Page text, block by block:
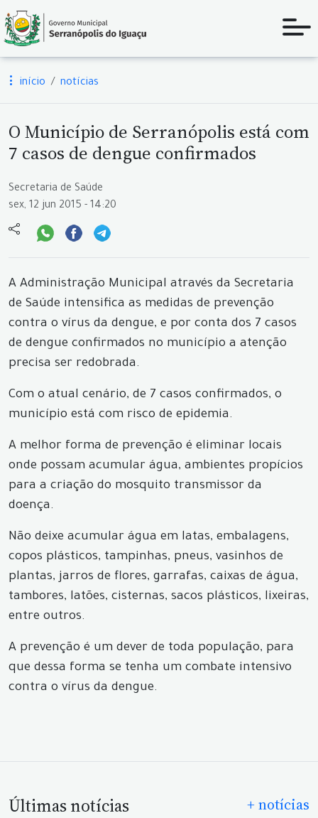
início notícias
O Município de Serranópolis está com
7 casos de dengue confirmados
Secretaria de Saúde
sex, 12 jun 2015 - 14:20
A Administração Municipal através da Secretaria
de Saúde intensifica as medidas de prevenção
contra o vírus da dengue, e por conta dos 7 casos
de dengue confirmados no município a atenção
precisa ser redobrada.
Com o atual cenário, de 7 casos confirmados, o
município está com risco de epidemia.
A melhor forma de prevenção é eliminar locais
onde possam acumular água, ambientes propícios
para a criação do mosquito transmissor da
doença.
Não deixe acumular água em latas, embalagens,
copos plásticos, tampinhas, pneus, vasinhos de
plantas, jarros de flores, garrafas, caixas de água,
tambores, latões, cisternas, sacos plásticos, lixeiras,
entre outros.
A prevenção é um dever de toda população, para
que dessa forma se tenha um combate intensivo
contra o vírus da dengue.
Últimas notícias + notícias